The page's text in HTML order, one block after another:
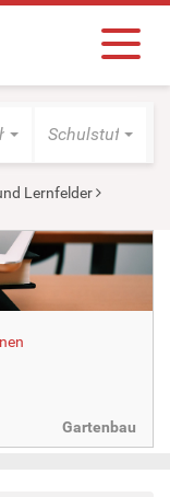
Schulstufe
Lernfelder
Gartenbau